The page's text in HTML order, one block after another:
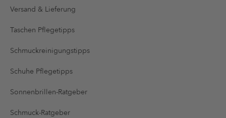
Versand & Lieferung
Taschen Pflegetipps
Schmuckreinigungstipps
Schuhe Pflegetipps
Sonnenbrillen-Ratgeber
Schmuck-Ratgeber